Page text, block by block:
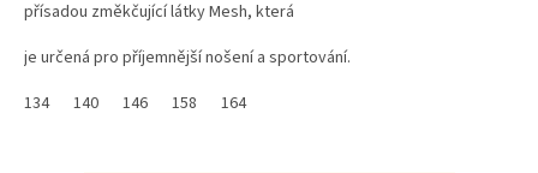
5
přísadou změkčující látky Mesh, která
je určená pro příjemnější nošení a sportování.
Velikosti dětské od 116 do 158 a velikosti dospělé od S do XXL.
134 140 146 158 164